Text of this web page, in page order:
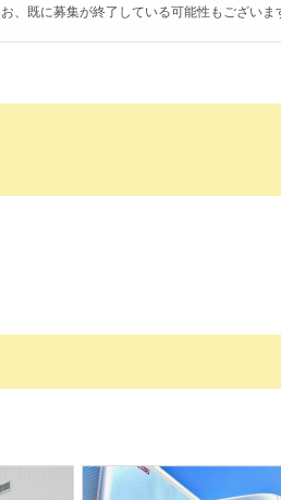
、既に募集が終了している可能性もございま